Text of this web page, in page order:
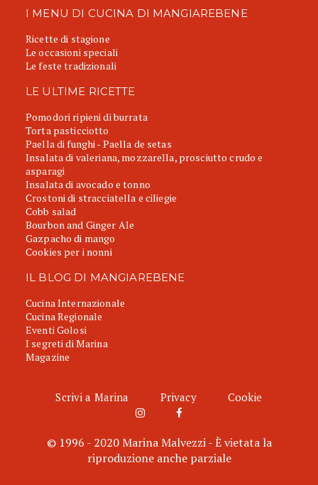
I MENU DI CUCINA DI MANGIAREBENE
Ricette di stagione
Le occasioni speciali
Le feste tradizionali
LE ULTIME RICETTE
Pomodori ripieni di burrata
Torta pasticciotto
Paella di funghi - Paella de setas
Insalata di valeriana, mozzarella, prosciutto crudo e
asparagi
Insalata di avocado e tonno
Crostoni di stracciatella e ciliegie
Cobb salad
Bourbon and Ginger Ale
Gazpacho di mango
Cookies per i nonni
IL BLOG DI MANGIAREBENE
Cucina Internazionale
Cucina Regionale
Eventi Golosi
I segreti di Marina
Magazine
Scrivi a Marina Privacy Cookie
© 1996 - 2020 Marina Malvezzi - È vietata la
riproduzione anche parziale